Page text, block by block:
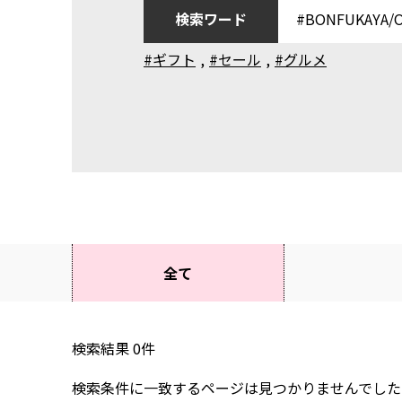
検索ワード
#ギフト , #セール , #グルメ
全て
検索結果0件
検索条件に一致するページは見つかりませんでし